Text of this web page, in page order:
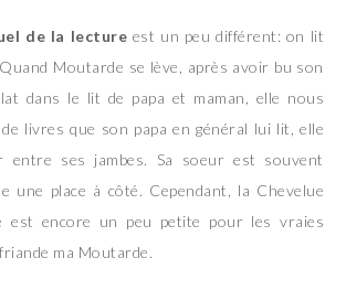
de la lecture est un peu différent: on lit
Moutarde se lève, après avoir bu son
dans le lit de papa et maman, elle nous
livres que son papa en général lui lit, elle
entre ses jambes. Sa soeur est souvent
une place à côté. Cependant, la Chevelue
est encore un peu petite pour les vraies
ma Moutarde.